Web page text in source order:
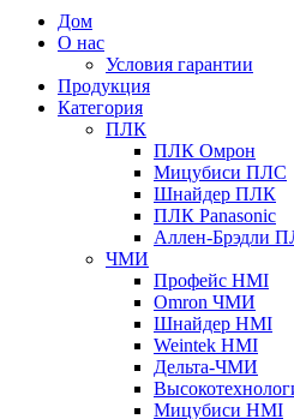
Дом
О нас
Условия гарантии
Продукция
Категория
ПЛК
ПЛК Омрон
Мицубиси ПЛС
Шнайдер ПЛК
ПЛК Panasonic
Аллен-Брэдли
ЧМИ
Профейс HMI
Omron ЧМИ
Шнайдер HMI
Weintek HMI
Дельта-ЧМИ
Мицубиси HMI